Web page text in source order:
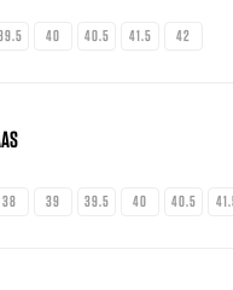
40 40.5 41.5 42
38 39 39.5 40 40.5